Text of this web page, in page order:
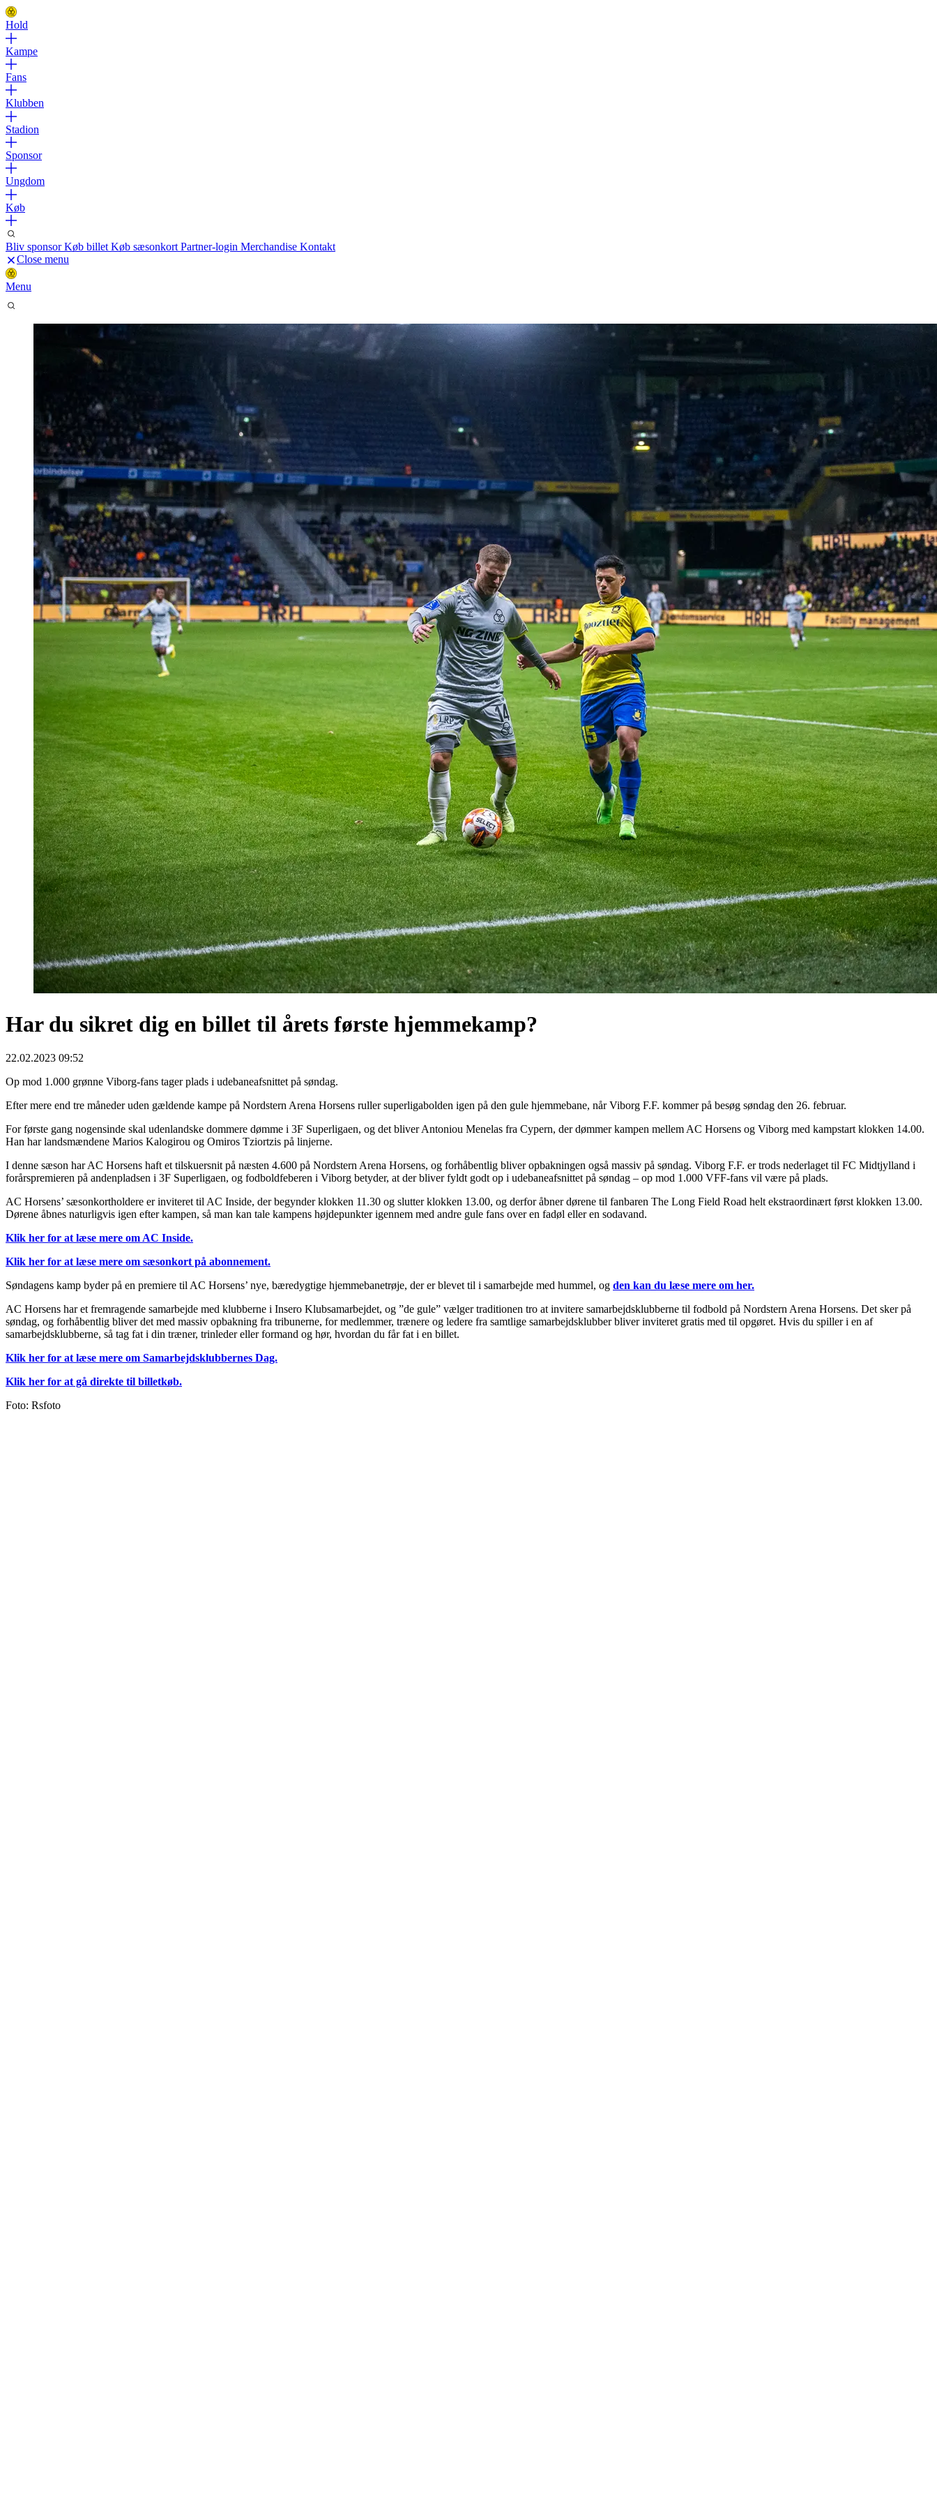
Hold
Kampe
Fans
Klubben
Stadion
Sponsor
Ungdom
Køb
Bliv sponsorKøb billet Køb sæsonkort Partner-login Merchandise Kontakt
Close menu
Menu
Har du sikret dig en billet til årets første hjemmekamp?
22.02.2023 09:52
Op mod 1.000 grønne Viborg-fans tager plads i udebaneafsnittet på søndag.
Efter mere end tre måneder uden gældende kampe på Nordstern Arena Horsens ruller superligabolden igen på den gule hjemmebane, når Viborg F.F. kommer på besøg søndag den 26. februar.
For første gang nogensinde skal udenlandske dommere dømme i 3F Superligaen, og det bliver Antoniou Menelas fra Cypern, der dømmer kampen mellem AC Horsens og Viborg med kampstart klokken 14.00.
Han har landsmændene Marios Kalogirou og Omiros Tziortzis på linjerne.
I denne sæson har AC Horsens haft et tilskuersnit på næsten 4.600 på Nordstern Arena Horsens, og forhåbentlig bliver opbakningen også massiv på søndag. Viborg F.F. er trods nederlaget til FC Midtjylland i
forårspremieren på andenpladsen i 3F Superligaen, og fodboldfeberen i Viborg betyder, at der bliver fyldt godt op i udebaneafsnittet på søndag – op mod 1.000 VFF-fans vil være på plads.
AC Horsens’ sæsonkortholdere er inviteret til AC Inside, der begynder klokken 11.30 og slutter klokken 13.00, og derfor åbner dørene til fanbaren The Long Field Road helt ekstraordinært først klokken 13.00.
Dørene åbnes naturligvis igen efter kampen, så man kan tale kampens højdepunkter igennem med andre gule fans over en fadøl eller en sodavand.
Klik her for at læse mere om AC Inside.
Klik her for at læse mere om sæsonkort på abonnement.
Søndagens kamp byder på en premiere til AC Horsens’ nye, bæredygtige hjemmebanetrøje, der er blevet til i samarbejde med hummel, og den kan du læse mere om her.
AC Horsens har et fremragende samarbejde med klubberne i Insero Klubsamarbejdet, og ”de gule” vælger traditionen tro at invitere samarbejdsklubberne til fodbold på Nordstern Arena Horsens. Det sker på
søndag, og forhåbentlig bliver det med massiv opbakning fra tribunerne, for medlemmer, trænere og ledere fra samtlige samarbejdsklubber bliver inviteret gratis med til opgøret. Hvis du spiller i en af
samarbejdsklubberne, så tag fat i din træner, trinleder eller formand og hør, hvordan du får fat i en billet.
Klik her for at læse mere om Samarbejdsklubbernes Dag.
Klik her for at gå direkte til billetkøb.
Foto: Rsfoto